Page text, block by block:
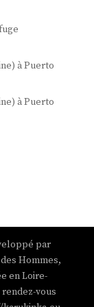
à Puerto
à Puerto
par
Hommes,
en Loire-
vous